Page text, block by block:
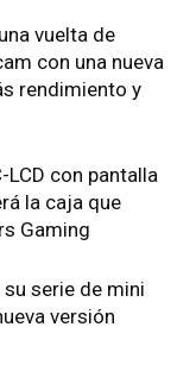
vuelta de
con una nueva
rendimiento y
LCD con pantalla
la caja que
Gaming
serie de mini
versión